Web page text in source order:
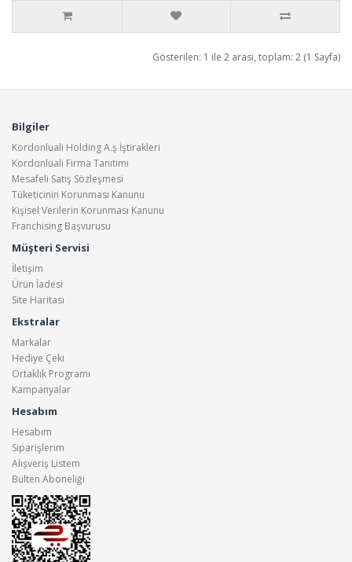
Gösterilen: 1 ile 2 arası, toplam: 2 (1 Sayfa)
Bilgiler
Kordonluali Holding A.ş İştirakleri
Kordonluali Firma Tanıtımı
Mesafeli Satış Sözleşmesi
Tüketicinin Korunması Kanunu
Kişisel Verilerin Korunması Kanunu
Franchising Başvurusu
Müşteri Servisi
İletişim
Ürün İadesi
Site Haritası
Ekstralar
Markalar
Hediye Çeki
Ortaklık Programı
Kampanyalar
Hesabım
Hesabım
Siparişlerim
Alışveriş Listem
Bülten Aboneliği